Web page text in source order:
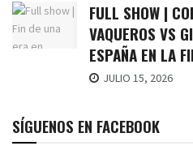
FULL SHOW |
VAQUEROS VS
ESPAÑA EN LA
JULIO 15, 2026
SÍGUENOS EN FACEBOOK